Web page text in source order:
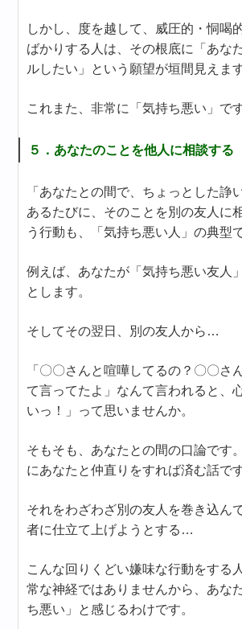
しかし、度を越して、威圧的・恫喝
ばかりする人は、その根底に「あな
ルしたい」という願望が垣間見えます
これまた、非常に「気持ち悪い」で
５．あなたのことを他人に相談する
「あなたとの間で、ちょっとした諍
あるたびに、そのことを別の友人に
う行動も、「気持ち悪い人」の典型
例えば、あなたが「気持ち悪い友人
とします。
そしてその翌日、別の友人から…
「〇〇さんと喧嘩してるの？〇〇さ
て言ってたよ」なんて言われると、
いっ！」って思いませんか。
そもそも、あなたとの間の口論です
にあなたと仲直りをすれば済む話です
それをわざわざ別の友人を巻き込ん
者に仕立て上げようとする…
こんな回りくどい嫌味な行動をする
常な神経ではありませんから、あな
ち悪い」と感じるわけです。